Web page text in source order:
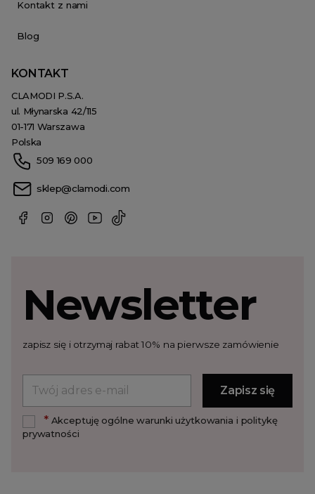
Kontakt z nami
Blog
KONTAKT
CLAMODI P.S.A.
ul. Młynarska 42/115
01-171 Warszawa
Polska
509 169 000
sklep@clamodi.com
Newsletter
zapisz się i otrzymaj rabat 10% na pierwsze zamówienie
*Akceptuję ogólne warunki użytkowania i politykę
prywatności